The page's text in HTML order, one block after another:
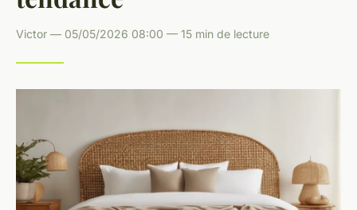
Victor — 05/05/2026 08:00 — 15 min de lecture